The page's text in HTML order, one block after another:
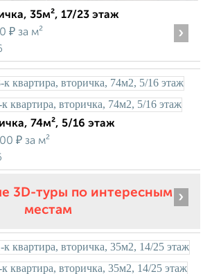
35м², 17/23 этаж
₽ за м² ›
74м², 5/16 этаж
₽ за м²
3D-туры по интересным
местам
›